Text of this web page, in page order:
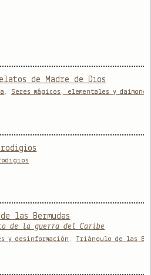
de Madre de Dios
, Seres mágicos, elementales y daimones
las Bermudas
de la guerra del Caribe
y desinformación ,
Triángulo de las